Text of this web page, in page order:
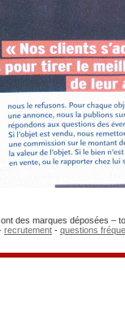
des marques déposées –
recrutement - questions